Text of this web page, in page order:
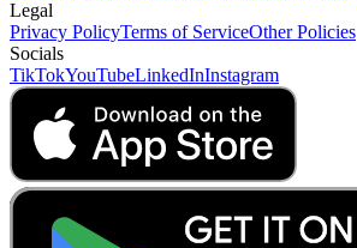
Legal
Privacy PolicyTerms of ServiceOther Policies
Socials
TikTokYouTubeLinkedInInstagram